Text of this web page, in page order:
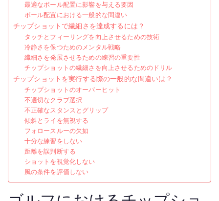
最適なボール配置に影響を与える要因
ボール配置における一般的な間違い
チップショットで繊細さを達成するには？
タッチとフィーリングを向上させるための技術
冷静さを保つためのメンタル戦略
繊細さを発展させるための練習の重要性
チップショットの繊細さを向上させるためのドリル
チップショットを実行する際の一般的な間違いは？
チップショットのオーバーヒット
不適切なクラブ選択
不正確なスタンスとグリップ
傾斜とライを無視する
フォロースルーの欠如
十分な練習をしない
距離を誤判断する
ショットを視覚化しない
風の条件を評価しない